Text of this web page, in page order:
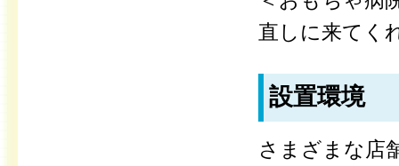
直しに来てく
設置環境
さまざまな店